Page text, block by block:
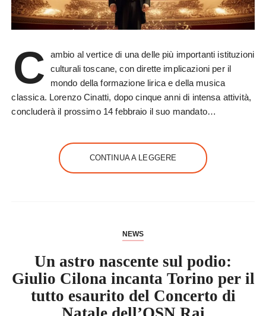
C
ambio al vertice di una delle più importanti istituzioni
culturali toscane, con dirette implicazioni per il
mondo della formazione lirica e della musica
classica. Lorenzo Cinatti, dopo cinque anni di intensa attività,
concluderà il prossimo 14 febbraio il suo mandato…
CONTINUA A LEGGERE
NEWS
Un astro nascente sul podio:
Giulio Cilona incanta Torino per il
tutto esaurito del Concerto di